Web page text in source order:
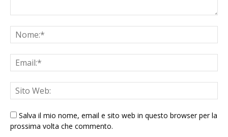
Salva il mio nome, email e sito web in questo browser per la
prossima volta che commento.